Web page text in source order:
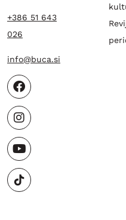
+386 51 643
026
info@buca.si